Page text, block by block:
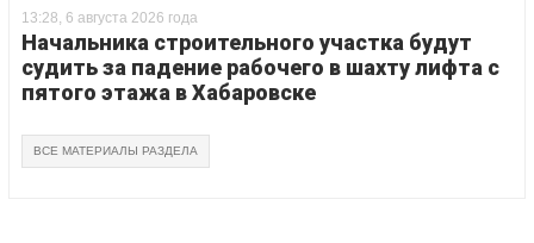
13:28, 6 августа 2026 года
Начальника строительного участка будут
судить за падение рабочего в шахту лифта с
пятого этажа в Хабаровске
ВСЕ МАТЕРИАЛЫ РАЗДЕЛА